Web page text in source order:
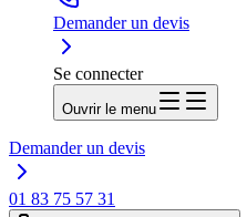
Demander un devis
Se connecter
Ouvrir le menu
Demander un devis
01 83 75 57 31